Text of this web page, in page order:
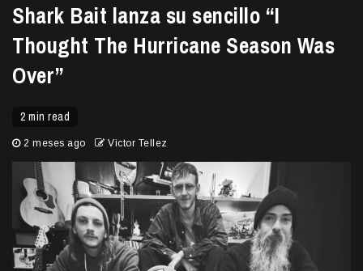
Shark Bait lanza su sencillo “I
Thought The Hurricane Season Was
Over”
2 min read
2 meses ago Victor Tellez